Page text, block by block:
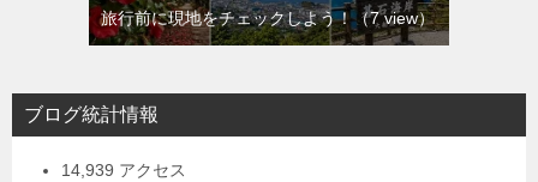
旅行前に現地をチェックしよう！（7 view）
ブログ統計情報
14,939 アクセス